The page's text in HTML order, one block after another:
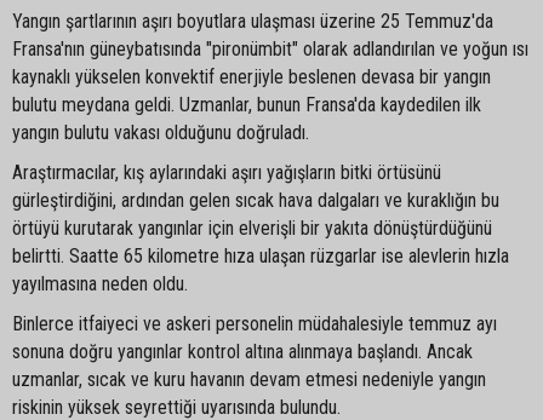
Yangın şartlarının aşırı boyutlara ulaşması üzerine 25 Temmuz'da
Fransa'nın güneybatısında "pironümbit" olarak adlandırılan ve yoğun ısı
kaynaklı yükselen konvektif enerjiyle beslenen devasa bir yangın
bulutu meydana geldi. Uzmanlar, bunun Fransa'da kaydedilen ilk
yangın bulutu vakası olduğunu doğruladı.
Araştırmacılar, kış aylarındaki aşırı yağışların bitki örtüsünü
gürleştirdiğini, ardından gelen sıcak hava dalgaları ve kuraklığın bu
örtüyü kurutarak yangınlar için elverişli bir yakıta dönüştürdüğünü
belirtti. Saatte 65 kilometre hıza ulaşan rüzgarlar ise alevlerin hızla
yayılmasına neden oldu.
Binlerce itfaiyeci ve askeri personelin müdahalesiyle temmuz ayı
sonuna doğru yangınlar kontrol altına alınmaya başlandı. Ancak
uzmanlar, sıcak ve kuru havanın devam etmesi nedeniyle yangın
riskinin yüksek seyrettiği uyarısında bulundu.